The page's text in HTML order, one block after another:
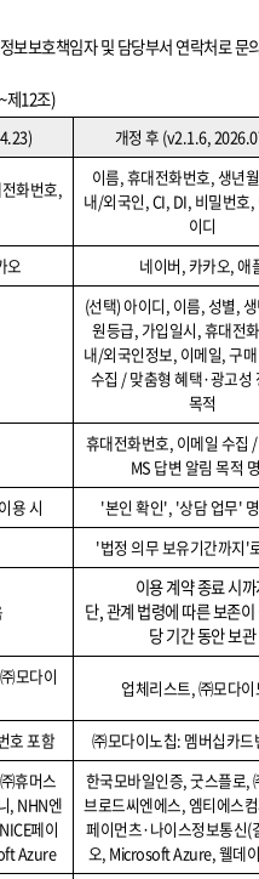
보보호책임자 및 담당부서 연락처로 문
~제12조)
개정 후 (v2.1.6,
화번호
이름 휴대전화번호 생년
내/외국인 , CI, DI, 비밀번호
이디
오 네이버 카카오 애
(선택)아이디 이름 성별
원등급 가입일시 휴대전
내/외국인정보 이메일 ,구매
수집 /맞춤형 혜택·광고성
목적
휴대전화번호 이메일 수집 /
MS 답변 알림 목적
용 시 '본인 확인', '상담 업무'
'법정 의무 보유기간까지'
이용 계약 종료 시까
단, 관계 법령에 따른 보존이
당 기간 동안 보관
,㈜모다이
업체리스트 ㈜모다이
호 포함 ㈜모다이노칩: 멤버십카드
㈜휴머스
, NHN엔
페이
Azure
한국모바일인증 ,굿스플로 ,
브로드씨엔에스 엠티에스
페이먼츠·나이스정보통신(
오 , Microsoft Azure, 웰데